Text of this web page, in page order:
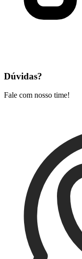
Dúvidas?
Fale com nosso time!